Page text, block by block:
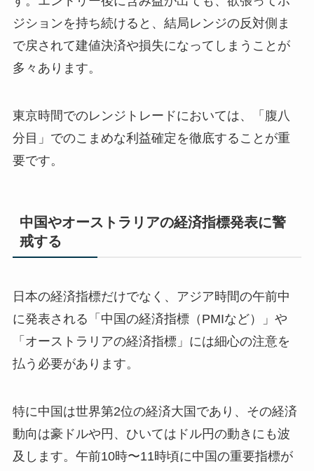
ジションを持ち続けると、結局レンジの反対側ま
で戻されて建値決済や損失になってしまうことが
多々あります。
東京時間でのレンジトレードにおいては、「腹八
分目」でのこまめな利益確定を徹底することが重
要です。
中国やオーストラリアの経済指標発表に警
戒する
日本の経済指標だけでなく、アジア時間の午前中
に発表される「中国の経済指標（PMIなど）」や
「オーストラリアの経済指標」には細心の注意を
払う必要があります。
特に中国は世界第2位の経済大国であり、その経済
動向は豪ドルや円、ひいてはドル円の動きにも波
及します。午前10時〜11時頃に中国の重要指標が